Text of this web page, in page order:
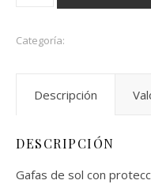
Categoría:
Descripción
DESCRIPCIÓN
Gafas de sol con